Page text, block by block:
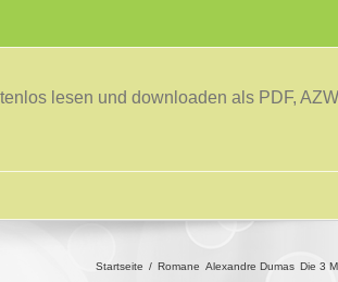
lesen und downloaden als PDF,
Startseite Romane Alexandre Dumas Die 3